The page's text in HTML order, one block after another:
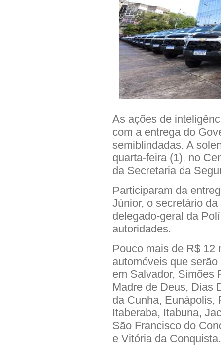
As ações de
com a entrega do
semiblindadas. A
quarta-feira (1), no
da Secretaria da
Participaram da
Júnior, o secretário
delegado-geral da
autoridades.
Pouco mais de R$ 12
automóveis que
em Salvador, Simões
Madre de Deus, Dias
da Cunha, Eunápolis,
Itaberaba, Itabuna,
São Francisco do
e Vitória da Conquista.